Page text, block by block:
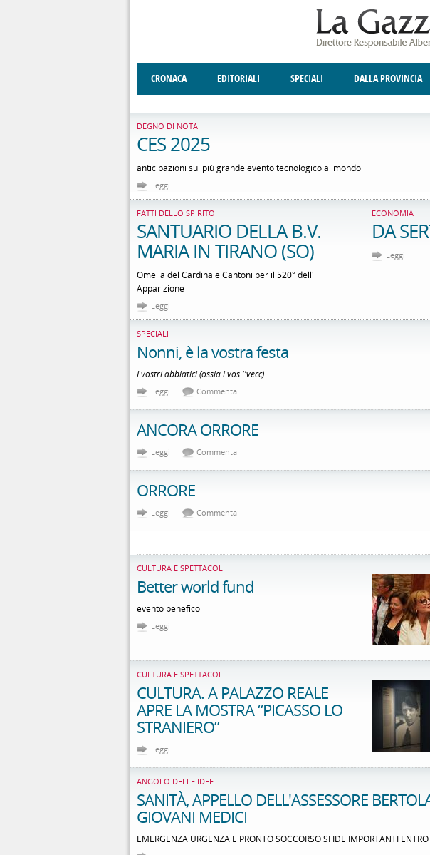
CRONACA EDITORIALI SPECIALI DALLA PROVINCIA
SOCIETÀ COSTUME ECONOMIA GIUSTIZIA
ENOGASTRONOMIA DONNE DI VALTELLINA DEGNO DI
DEGNO DI NOTA
CES 2025
anticipazioni sul più grande evento tecnologico al mondo
Leggi
FATTI DELLO SPIRITO
SANTUARIO DELLA B.V.
MARIA IN TIRANO (SO)
Omelia del Cardinale Cantoni per il 520° dell'
Apparizione
Leggi
ECONOMIA
DA
Leggi
SPECIALI
Nonni, è la vostra festa
I vostri abbiatici (ossia i vos ''vecc)
Leggi Commenta
ANCORA ORRORE
Leggi Commenta
ORRORE
Leggi Commenta
CULTURA E SPETTACOLI
Better world fund
evento benefico
Leggi
CULTURA E SPETTACOLI
CULTURA. A PALAZZO REALE
APRE LA MOSTRA “PICASSO LO
STRANIERO”
Leggi
ANGOLO DELLE IDEE
SANITÀ, APPELLO DELL'ASSESSORE
GIOVANI MEDICI
EMERGENZA URGENZA E PRONTO SOCCORSO SFIDE IMPORTANTI